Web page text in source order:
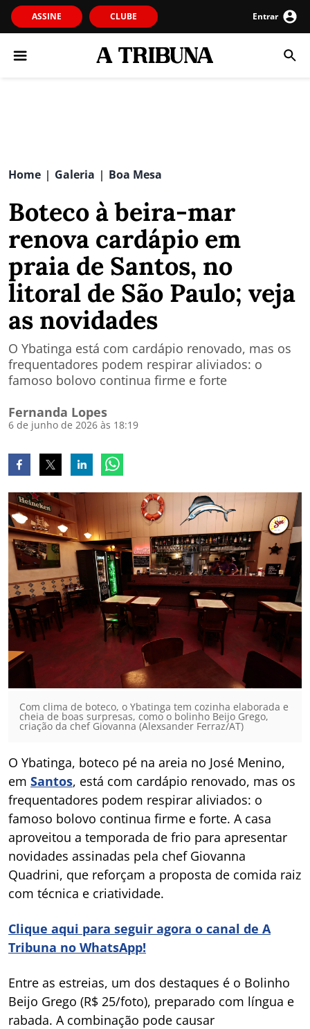
ASSINE CLUBE Entrar
Home | Galeria | Boa Mesa
Boteco à beira-mar
renova cardápio em
praia de Santos, no
litoral de São Paulo; veja
as novidades
O Ybatinga está com cardápio renovado, mas os
frequentadores podem respirar aliviados: o
famoso bolovo continua firme e forte
Fernanda Lopes
6 de junho de 2026 às 18:19
Com clima de boteco, o Ybatinga tem cozinha elaborada e
cheia de boas surpresas, como o bolinho Beijo Grego,
criação da chef Giovanna (Alexsander Ferraz/AT)
O Ybatinga, boteco pé na areia no José Menino,
em Santos, está com cardápio renovado, mas os
frequentadores podem respirar aliviados: o
famoso bolovo continua firme e forte. A casa
aproveitou a temporada de frio para apresentar
novidades assinadas pela chef Giovanna
Quadrini, que reforçam a proposta de comida raiz
com técnica e criatividade.
Clique aqui para seguir agora o canal de A
Tribuna no WhatsApp!
Entre as estreias, um dos destaques é o Bolinho
Beijo Grego (R$ 25/foto), preparado com língua e
rabada. A combinação pode causar